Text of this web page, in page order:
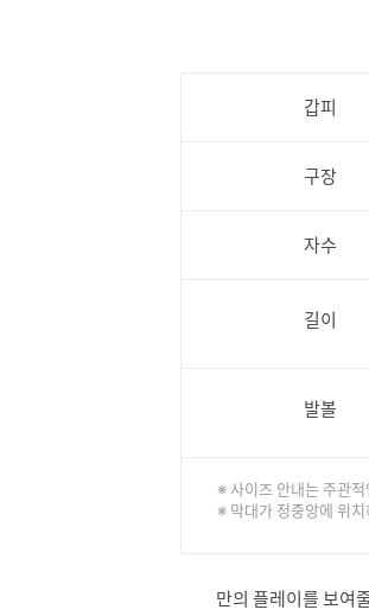
갑피
구장
자수
길이
발볼
※ 사이즈 안내는 주관
※ 막대가 정중앙에 위
만의 플레이를 보여